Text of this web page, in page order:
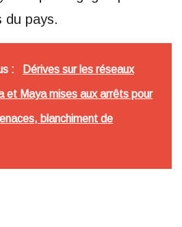
du pays.
: Dérives sur les réseaux
et Maya mises aux arrêts pour
blanchiment de